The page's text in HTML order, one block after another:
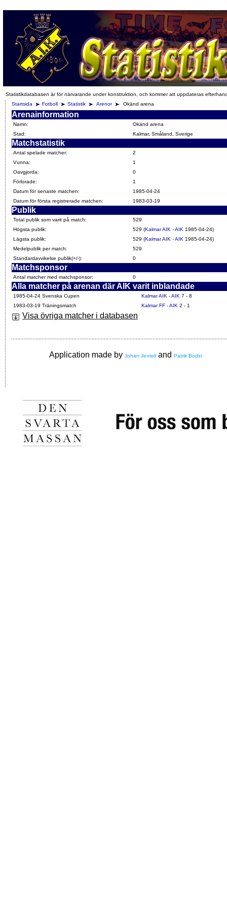
Statistikdatabasen är för närvarande under konstruktion, och kommer att uppdateras
Startsida
Fotboll Statistik Arenor Okänd arena
Arenainformation
Namn:
Okänd arena
Stad:
Kalmar, Småland, Sverige
Matchstatistik
Antal spelade matcher:
2
Vunna:
1
Oavgjorda:
0
Förlorade:
1
Datum för senaste matchen:
1985-04-24
Datum för första registrerade matchen:
1983-03-19
Publik
Total publik som varit på match:
529
Högsta publik:
529 (Kalmar AIK - AIK 1985-04-24)
Lägsta publik:
529 (Kalmar AIK - AIK 1985-04-24)
Medelpublik per match:
529
Standardavvikelse publik(+/-):
0
Matchsponsor
Antal matcher med matchsponsor: 0
Alla matcher på arenan där AIK varit inblandade
1985-04-24 Svenska Cupen Kalmar AIK - AIK 7 - 8
1983-03-19 Träningsmatch
Kalmar FF - AIK 2 - 1
Visa övriga matcher i databasen
Application made by Johan Jentell and Patrik Bodin